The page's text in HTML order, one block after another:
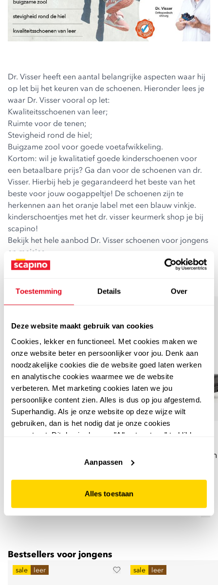
Toestemming Details Over
Deze website maakt gebruik van cookies
Cookies, lekker en functioneel. Met cookies maken we
onze website beter en persoonlijker voor jou. Denk aan
noodzakelijke cookies die de website goed laten werken
en analytische cookies waarmee we de website
verbeteren. Met marketing cookies laten we jou
persoonlijke content zien. Alles is dus op jou afgestemd.
Superhandig. Als je onze website op deze wijze wilt
gebruiken, dan is het nodig dat je onze cookies
accepteert. Dit doe je door op "Alles toestaan" te klikken.
website niet optimaal functioneert.
Aanpassen
Alles toestaan
Dr. Visser heeft een aantal belangrijke aspecten waar hij
op let bij het keuren van de schoenen. Hieronder lees je
waar Dr. Visser vooral op let:
Kwaliteitsschoenen van leer;
Ruimte voor de tenen;
Stevigheid rond de hiel;
Buigzame zool voor goede voetafwikkeling.
Kortom: wil je kwalitatief goede kinderschoenen voor
een betaalbare prijs? Ga dan voor de schoenen van dr.
Visser. Hierbij heb je gegarandeerd het beste van het
beste voor jouw oogappeltje! De schoenen zijn te
herkennen aan het oranje label met een blauw vinkje.
kinderschoentjes met het dr. visser keurmerk shop je bij
scapino!
Bekijk het hele aanbod Dr. Visser schoenen voor jongens
en meisjes.
Bestsellers voor meisjes
sale leer
TwoDay
veterboots zwart met
Bestsellers voor jongens
sale leer sale leer